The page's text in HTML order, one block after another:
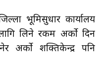
भूमिसुधार कार्यालय
लिने रकम अर्को दिन
अर्को शक्तिकेन्द्र पनि